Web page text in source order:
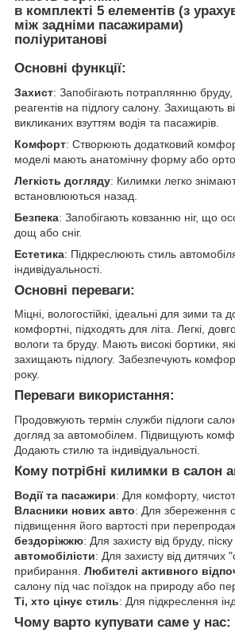
в комплекті 5 елементів (з
між задніми пасажирами)
поліуританові
Основні функції:
Захист: Запобігають потраплянню бруду,
реагентів на підлогу салону. Захищають
викликаних взуттям водія та пасажирів.
Комфорт: Створюють додатковий
моделі мають анатомічну форму або
Легкість догляду: Килимки легко
встановлюються назад.
Безпека: Запобігають ковзанню ніг, що
дощ або сніг.
Естетика: Підкреслюють стиль
індивідуальності.
Основні переваги:
Міцні, вологостійкі, ідеальні для зими та
комфортні, підходять для літа. Легкі,
вологи та бруду. Мають високі бортики,
захищають підлогу. Забезпечують
року.
Переваги використання:
Продовжують термін служби підлоги
догляд за автомобілем. Підвищують
Додають стилю та індивідуальності.
Кому потрібні килимки в салон
Водії та пасажири: Для комфорту,
Власники нових авто: Для збереження
підвищення його вартості при
бездоріжжю: Для захисту від бруду,
автомобілісти: Для захисту від дитячих
прибирання. Любителі активного
салону під час поїздок на природу або
Ті, хто цінує стиль: Для підкреслення
Чому варто купувати саме у нас: